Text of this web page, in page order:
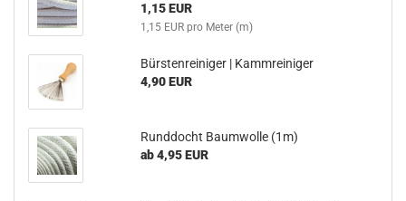
1,15 EUR
1,15 EUR pro Meter (m)
Bürstenreiniger | Kammreiniger
4,90 EUR
Runddocht Baumwolle (1m)
ab 4,95 EUR